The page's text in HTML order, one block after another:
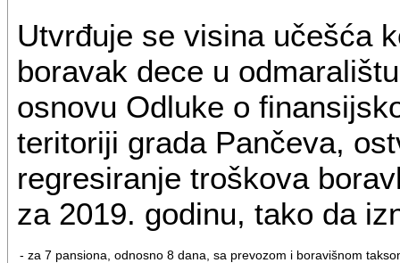
Utvrđuje se visina učešća
boravak dece u
osnovu Odluke o
teritoriji grada Pančeva,
regresiranje troškova
za 2019. godinu, tako da
- za 7 pansiona, odnosno 8 dana, sa prevozom i boravišnom